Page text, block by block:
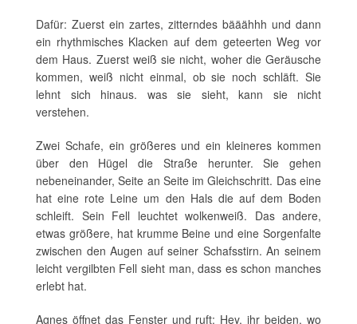
Dafür: Zuerst ein zartes, zitterndes bääähhh und dann
ein rhythmisches Klacken auf dem geteerten Weg vor
dem Haus. Zuerst weiß sie nicht, woher die Geräusche
kommen, weiß nicht einmal, ob sie noch schläft. Sie
lehnt sich hinaus. was sie sieht, kann sie nicht
verstehen.
Zwei Schafe, ein größeres und ein kleineres kommen
über den Hügel die Straße herunter. Sie gehen
nebeneinander, Seite an Seite im Gleichschritt. Das eine
hat eine rote Leine um den Hals die auf dem Boden
schleift. Sein Fell leuchtet wolkenweiß. Das andere,
etwas größere, hat krumme Beine und eine Sorgenfalte
zwischen den Augen auf seiner Schafsstirn. An seinem
leicht vergilbten Fell sieht man, dass es schon manches
erlebt hat.
Agnes öffnet das Fenster und ruft: Hey, ihr beiden, wo